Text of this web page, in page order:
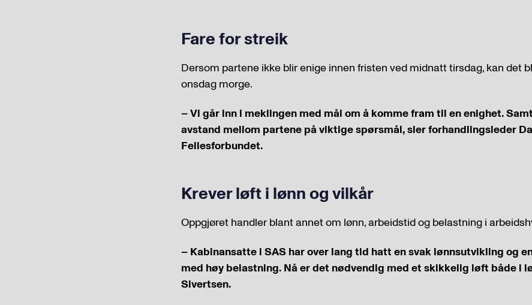
Fare for streik
Dersom partene ikke blir enige innen fristen ved midnatt tirsdag, kan det
onsdag morge.
– Vi går inn i meklingen med mål om å komme fram til en enighet.
avstand mellom partene på viktige spørsmål, sier forhandlingsleder
Fellesforbundet.
Krever løft i lønn og vilkår
Oppgjøret handler blant annet om lønn, arbeidstid og belastning i
– Kabinansatte i SAS har over lang tid hatt en svak lønnsutvikling og
med høy belastning. Nå er det nødvendig med et skikkelig løft både i
Sivertsen.